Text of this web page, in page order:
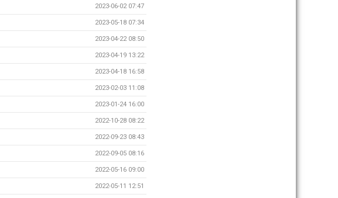
2023-06-02 07:47
2023-05-18 07:34
2023-04-22 08:50
2023-04-19 13:22
2023-04-18 16:58
2023-02-03 11:08
2023-01-24 16:00
2022-10-28 08:22
2022-09-23 08:43
2022-09-05 08:16
2022-05-16 09:00
2022-05-11 12:51